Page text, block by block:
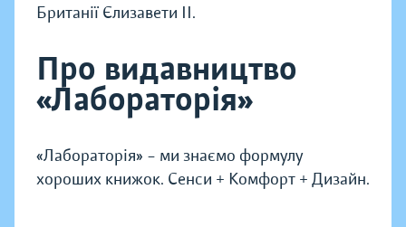
Британії Єлизавети II.
Про видавництво
«Лабораторія»
«Лабораторія» – ми знаємо формулу
хороших книжок. Сенси + Комфорт + Дизайн.